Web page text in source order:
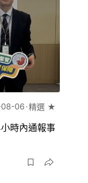
06 精選 ★
時內通報事